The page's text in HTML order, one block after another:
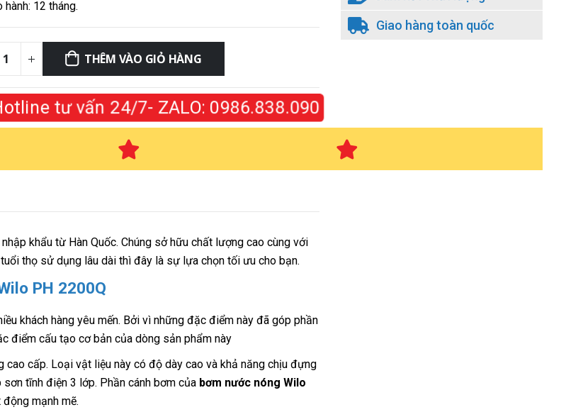
hành: 12 tháng.
THÊM VÀO GIỎ HÀNG
tư vấn 24/7- ZALO:0986.838.090
Giao hàng toàn quốc
khẩu từ Hàn Quốc. Chúng sở hữu chất lượng cao cùng với
thọ sử dụng lâu dài thì đây là sự lựa chọn tối ưu cho bạn.
PH 2200Q
khách hàng yêu mến. Bởi vì những đặc điểm này đã góp phần
điểm cấu tạo cơ bản của dòng sản phẩm này
cấp. Loại vật liệu này có độ dày cao và khả năng chịu đựng
tĩnh điện 3 lớp. Phần cánh bơm của bơm nước nóng Wilo
mạnh mẽ.